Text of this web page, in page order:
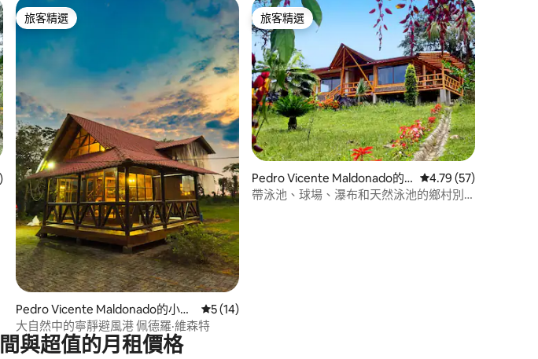
評價中獲得 5 的平均評分（滿分 5 分）
旅客精選
旅客精選
Pedro Vicente Maldonado的小木
屋
從 14 則評價中獲得 5 的平均評分（滿分 5 分）
5 (14)
大自然中的寧靜避風港 佩德羅·維森特
旅客精選
旅客精選
Pedro Vicente Maldonado的
村舍
從 57 則評價中獲得
4.79 (57)
帶泳池、球場、瀑布和天然泳池的鄉村別
與超值的月租價格